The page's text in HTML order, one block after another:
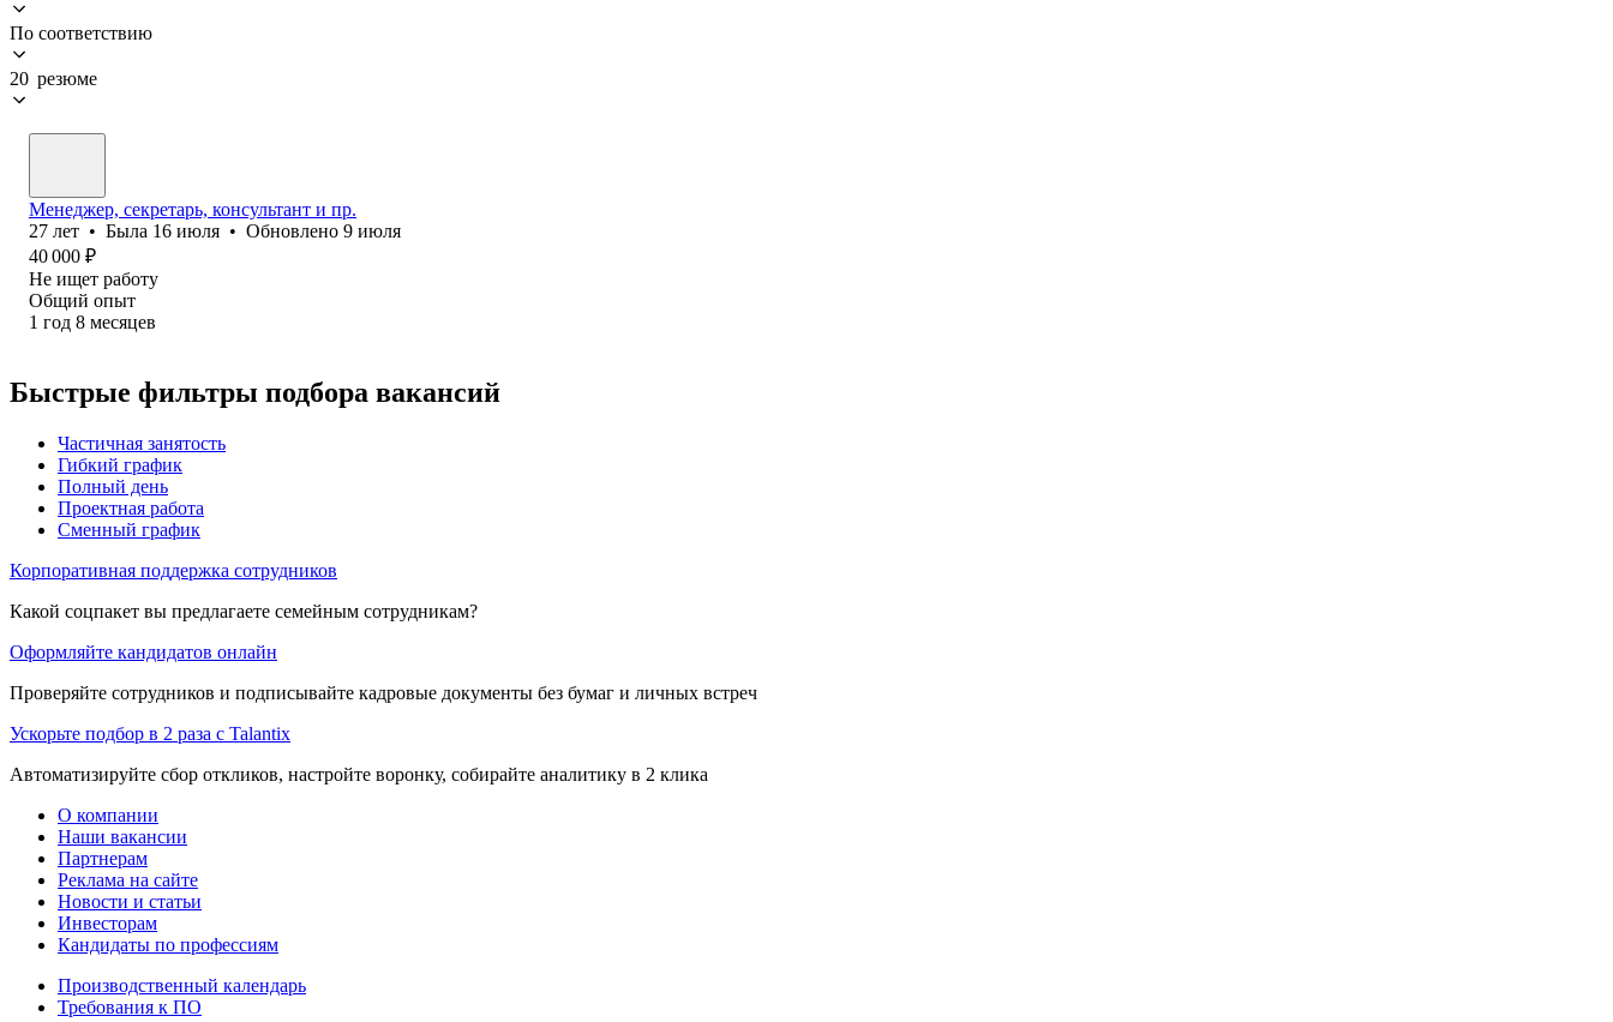
По соответствию
20 резюме
Менеджер, секретарь, консультант и пр.
27 лет • Была 16 июля • Обновлено 9 июля
40 000 ₽
Не ищет работу
Общий опыт
1 год 8 месяцев
Быстрые фильтры подбора вакансий
Частичная занятость
Гибкий график
Полный день
Проектная работа
Сменный график
Корпоративная поддержка сотрудников
Какой соцпакет вы предлагаете семейным сотрудникам?
Оформляйте кандидатов онлайн
Проверяйте сотрудников и подписывайте кадровые документы без бумаг и личных встреч
Ускорьте подбор в 2 раза с Talantix
Автоматизируйте сбор откликов, настройте воронку, собирайте аналитику в 2 клика
О компании
Наши вакансии
Партнерам
Реклама на сайте
Новости и статьи
Инвесторам
Кандидаты по профессиям
Производственный календарь
Требования к ПО